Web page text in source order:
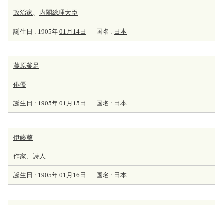
政治家、 内閣総理大臣
誕生日 : 1905年 01月14日 国名 : 日本
藤原釜足
俳優
誕生日 : 1905年 01月15日 国名 : 日本
伊藤整
作家、 詩人
誕生日 : 1905年 01月16日 国名 : 日本